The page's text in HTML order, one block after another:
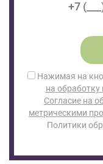
Нажимая на
на
Согласие на
метрическими
Политики